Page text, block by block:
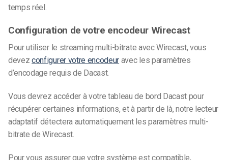
temps réel.
Configuration de votre encodeur Wirecast
Pour utiliser le streaming multi-bitrate avec Wirecast, vous
devezconfigurer votre encodeur avec les paramètres
d’encodage requis de Dacast.
Vous devrez accéder à votre tableau de bord Dacast pour
récupérer certaines informations, et à partir de là, notre lecteur
adaptatif détectera automatiquement les paramètres multi-
bitrate de Wirecast.
Pour vous assurer que votre système est compatible,